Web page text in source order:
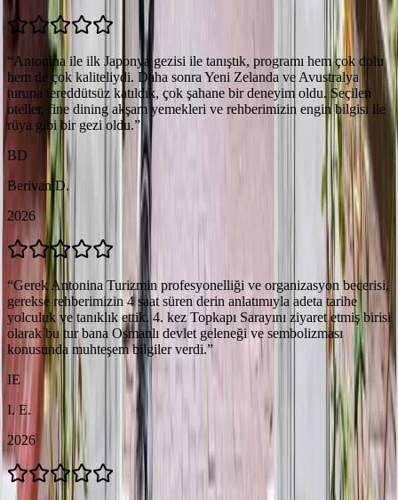
“Antonina ile ilk Japonya gezisi ile tanıştık, programı hem çok dolu
hem de çok kaliteliydi. Daha sonra Yeni Zelanda ve Avustralya
turuna tereddütsüz katıldık, çok şahane bir deneyim oldu. Seçilen
oteller, fine dining akşam yemekleri ve rehberimizin engin bilgisi ile
rüya gibi bir gezi oldu.”
BD
Berivan D.
2026
“Gerek Antonina Turizmin profesyonelliği ve organizasyon becerisi,
gerekse rehberimizin 4 saat süren derin anlatımıyla adeta tarihe
yolculuk ve tanıklık ettik. 4. kez Topkapı Sarayını ziyaret etmiş birisi
olarak bu tur bana Osmanlı devlet geleneği ve sembolizması
konusunda muhteşem bilgiler verdi.”
IE
I. E.
2026